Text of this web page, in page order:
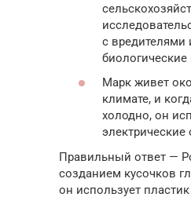
с вредителями
Марк живет
климате, и
холодно, он
электрические
Правильный ответ —
созданием кусочков
он использует